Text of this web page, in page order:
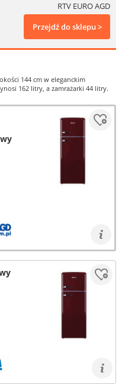
RTV EURO AGD
Przejdź do sklepu >
144 cm w eleganckim
162 litry, a zamrażarki 44 litry.